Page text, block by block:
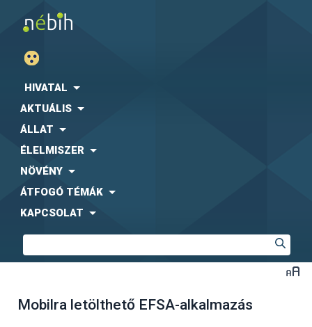
HIVATAL
AKTUÁLIS
ÁLLAT
ÉLELMISZER
NÖVÉNY
ÁTFOGÓ TÉMÁK
KAPCSOLAT
Mobilra letölthető EFSA-alkalmazás